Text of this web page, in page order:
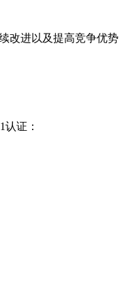
改进以及提高竞争优势
证：